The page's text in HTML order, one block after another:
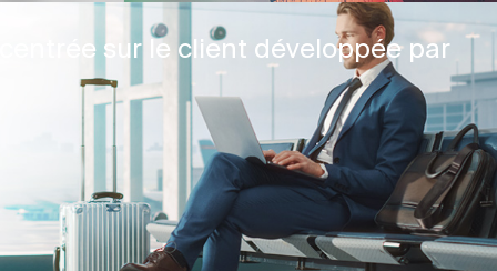
sur le client développée par